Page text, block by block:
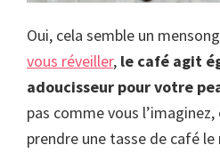
Oui, cela semble un
vous réveiller, le café agit
adoucisseur pour votre
pas comme vous
prendre une tasse de café